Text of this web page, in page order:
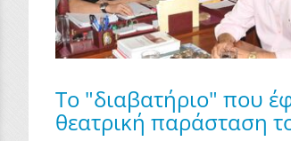
To "διαβατήριο" που
θεατρική παράσταση